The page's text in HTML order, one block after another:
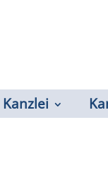
Kanzlei